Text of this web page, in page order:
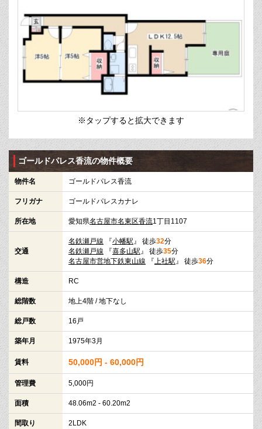
※タップすると拡大できます
ゴールドパレス香流の物件概要
物件名 ゴールドパレス香流
フリガナ ゴールドパレスカナレ
所在地 愛知県名古屋市名東区香流1丁目1107
交通
名鉄瀬戸線 『小幡駅 』 徒歩32分
名鉄瀬戸線 『喜多山駅 』 徒歩35分
名古屋市営地下鉄東山線 『 上社駅 』 徒歩36分
構造 RC
総階数 地上4階 / 地下なし
総戸数 16戸
築年月 1975年3月
賃料 50,000円 - 60,000円
管理費 5,000円
面積 48.06m2 - 60.20m2
間取り 2LDK